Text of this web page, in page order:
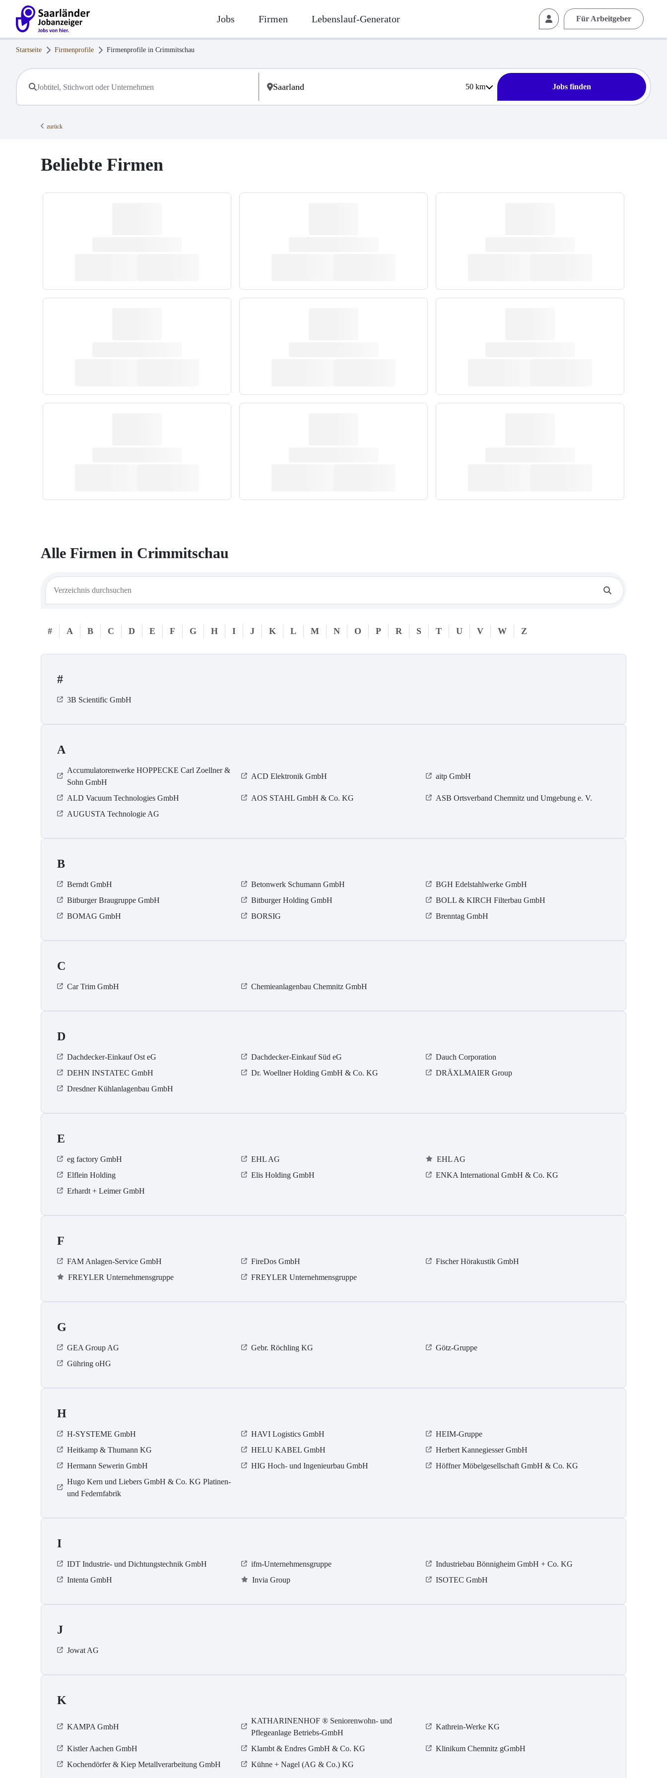
Jobs Firmen Lebenslauf-Generator Für Arbeitgeber
Startseite Firmenprofile Firmenprofile in Crimmitschau
50km Jobs finden
zurück
Beliebte Firmen
Alle Firmen in Crimmitschau
# A B C D E F G H I J K L M N O P R S T U V W Z
#
3B Scientific GmbH
A
Accumulatorenwerke HOPPECKE Carl Zoellner &
Sohn GmbH
ACD Elektronik GmbH aitp GmbH
ALD Vacuum Technologies GmbH AOS STAHL GmbH & Co. KG
ASB Ortsverband Chemnitz und Umgebung e. V.
AUGUSTA Technologie AG
B
Berndt GmbH Betonwerk Schumann GmbH
BGH Edelstahlwerke GmbH
Bitburger Braugruppe GmbH
Bitburger Holding GmbH
BOLL & KIRCH Filterbau GmbH
BOMAG GmbH
BORSIG Brenntag GmbH
C
Car Trim GmbH Chemieanlagenbau Chemnitz GmbH
D
Dachdecker-Einkauf Ost eG Dachdecker-Einkauf Süd eG
Dauch Corporation
DEHN INSTATEC GmbH
Dr. Woellner Holding GmbH & Co. KG
DRÄXLMAIER Group
Dresdner Kühlanlagenbau GmbH
E
eg factory GmbH EHL AG
EHL AG
Elflein Holding
Elis Holding GmbH
ENKA International GmbH & Co. KG
Erhardt + Leimer GmbH
F
FAM Anlagen-Service GmbH FireDos GmbH
Fischer Hörakustik GmbH
FREYLER Unternehmensgruppe
FREYLER Unternehmensgruppe
G
GEA Group AG Gebr. Röchling KG
Götz-Gruppe
Gühring oHG
H
H-SYSTEME GmbH HAVI Logistics GmbH
HEIM-Gruppe
Heitkamp & Thumann KG
HELU KABEL GmbH
Herbert Kannegiesser GmbH
Hermann Sewerin GmbH
HIG Hoch- und Ingenieurbau GmbH
Höffner Möbelgesellschaft GmbH & Co. KG
Hugo Kern und Liebers GmbH & Co. KG Platinen-
und Federnfabrik
I
IDT Industrie- und Dichtungstechnik GmbH ifm-Unternehmensgruppe
Industriebau Bönnigheim GmbH + Co. KG
Intenta GmbH
Invia Group ISOTEC GmbH
J
Jowat AG
K
KAMPA GmbH
KATHARINENHOF ® Seniorenwohn- und
Pflegeanlage Betriebs-GmbH
Kathrein-Werke KG
Kistler Aachen GmbH Klambt & Endres GmbH & Co. KG
Klinikum Chemnitz gGmbH
Kochendörfer & Kiep Metallverarbeitung GmbH
Kühne + Nagel (AG & Co.) KG